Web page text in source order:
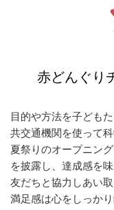
赤どんぐり
目的や方法を子ども
共交通機関を使って
夏祭りのオープニン
を披露し、達成感を
友だちと協力しあい
満足感は心をしっか